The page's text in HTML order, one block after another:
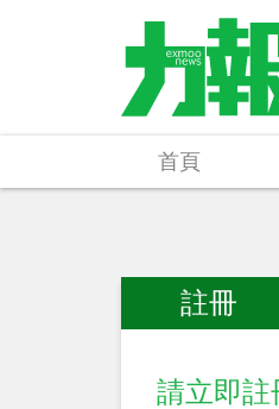
首頁
註冊
請立即註